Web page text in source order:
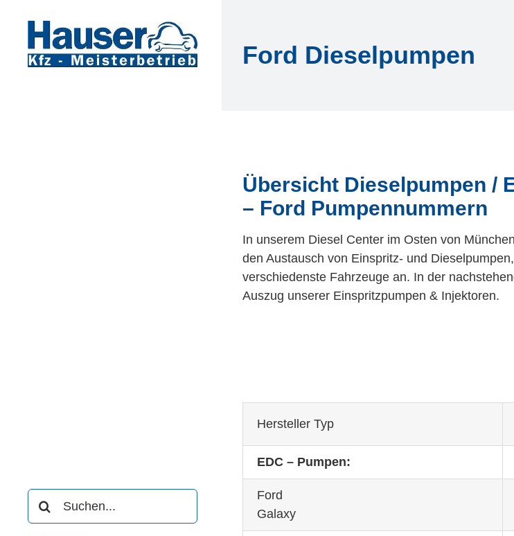
springen
Suche
nach:
Ford Dieselpumpen
Übersicht Dieselpumpen /
– Ford Pumpennummern
In unserem Diesel Center im Osten von
den Austausch von Einspritz- und
verschiedenste Fahrzeuge an. In der
Auszug unserer Einspritzpumpen & Injektoren.
Hersteller Typ
EDC – Pumpen:
Ford
Galaxy